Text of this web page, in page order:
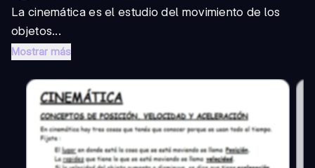
La cinemática es el estudio del movimiento de los
objetos...
Mostrar más